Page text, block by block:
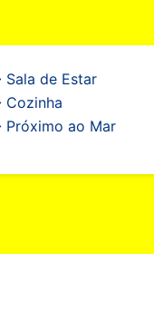
Sala de Estar
Cozinha
Próximo ao Mar